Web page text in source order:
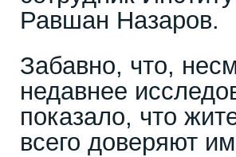
Равшан Назаров.
Забавно, что,
недавнее
показало, что
всего доверяют